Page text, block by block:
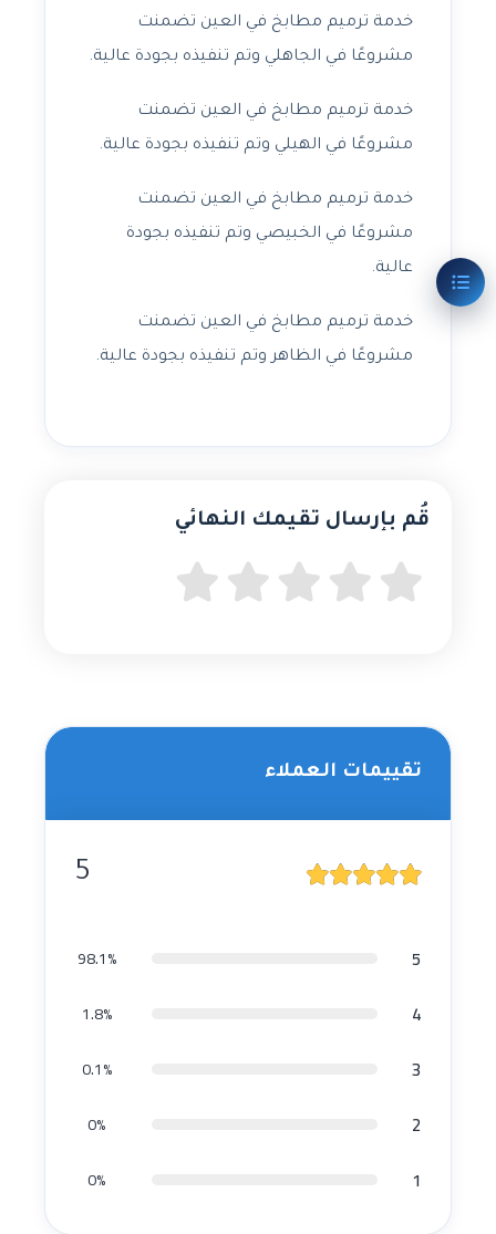
خدمة ترميم مطابخ في العين تضمنت
مشروعًا في الجاهلي وتم تنفيذه بجودة عالية.
خدمة ترميم مطابخ في العين تضمنت
مشروعًا في الهيلي وتم تنفيذه بجودة عالية.
خدمة ترميم مطابخ في العين تضمنت
مشروعًا في الخبيصي وتم تنفيذه بجودة
عالية.
خدمة ترميم مطابخ في العين تضمنت
مشروعًا في الظاهر وتم تنفيذه بجودة عالية.
قُم بإرسال تقيمك النهائي
تقييمات العملاء
5
5
98.1%
4
1.8%
3
0.1%
2
0%
1
0%